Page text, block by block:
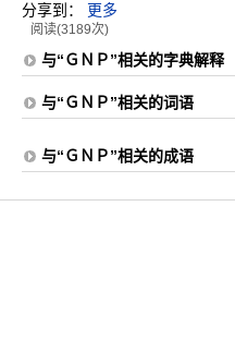
分享到： 更多
阅读(3189次)
与“ＧＮＰ”相关的字典解释
与“ＧＮＰ”相关的词语
与“ＧＮＰ”相关的成语